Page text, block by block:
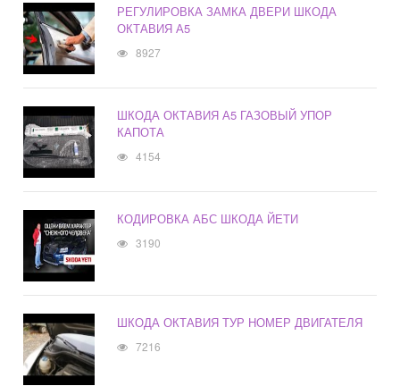
РЕГУЛИРОВКА ЗАМКА ДВЕРИ ШКОДА
ОКТАВИЯ А5
8927
ШКОДА ОКТАВИЯ А5 ГАЗОВЫЙ УПОР
КАПОТА
4154
КОДИРОВКА АБС ШКОДА ЙЕТИ
3190
ШКОДА ОКТАВИЯ ТУР НОМЕР ДВИГАТЕЛЯ
7216